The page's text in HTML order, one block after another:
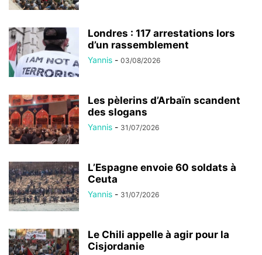
Londres : 117 arrestations lors
d’un rassemblement
Yannis - 03/08/2026
Les pèlerins d’Arbaïn scandent
des slogans
Yannis - 31/07/2026
L’Espagne envoie 60 soldats à
Ceuta
Yannis - 31/07/2026
Le Chili appelle à agir pour la
Cisjordanie